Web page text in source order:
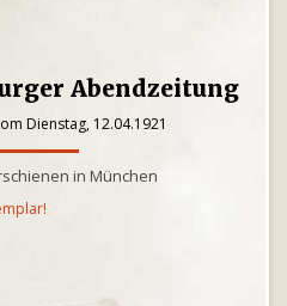
Abendzeitung
Dienstag, 12.04.1921
in München